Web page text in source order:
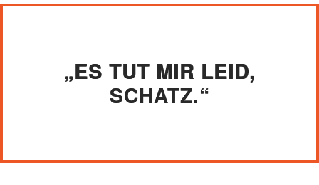
„ES TUT MIR LEID,
SCHATZ.“